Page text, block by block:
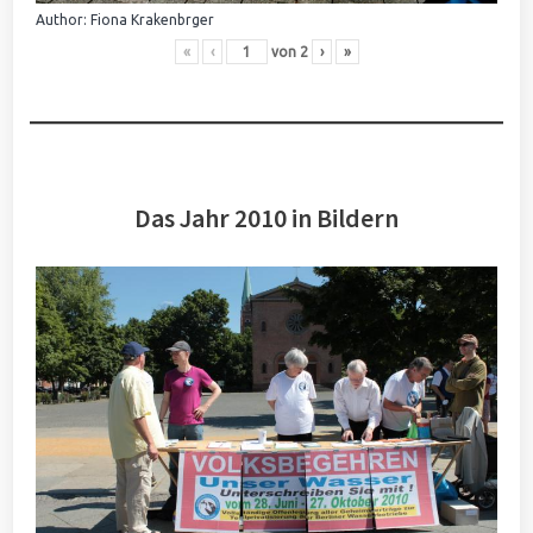
Author: Fiona Krakenbrger
« ‹ von 2 › »
Das Jahr 2010 in Bildern